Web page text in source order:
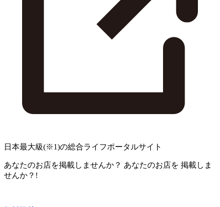
日本最大級(※1)の総合ライフポータルサイト
あなたのお店を掲載しませんか？ あなたのお店を 掲載しま
せんか？!